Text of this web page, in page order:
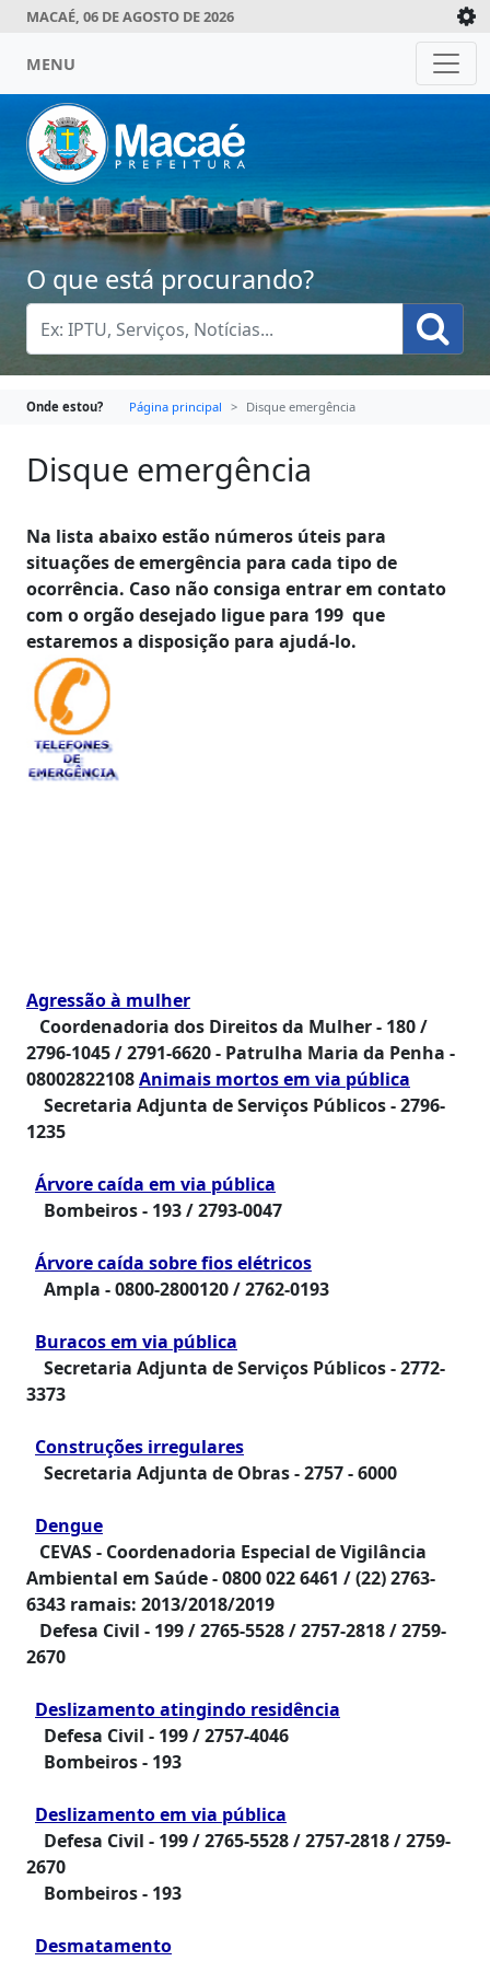
MACAÉ, 06 DE AGOSTO DE 2026
MENU
O que está procurando?
Onde estou? Página principal Disque emergência
Disque emergência
Na lista abaixo estão números úteis para
situações de emergência para cada tipo de
ocorrência. Caso não consiga entrar em contato
com o orgão desejado ligue para 199 que
estaremos a disposição para ajudá-lo.
Agressão à mulher
Coordenadoria dos Direitos da Mulher - 180 /
2796-1045 / 2791-6620 - Patrulha Maria da Penha -
08002822108Animais mortos em via pública
Secretaria Adjunta de Serviços Públicos -2796-
1235
Árvore caída em via pública
Bombeiros - 193 / 2793-0047
Árvore caída sobre fios elétricos
Ampla -0800-2800120 / 2762-0193
Buracos em via pública
Secretaria Adjunta de Serviços Públicos -2772-
3373
Construções irregulares
Secretaria Adjunta de Obras -2757 - 6000
Dengue
CEVAS - Coordenadoria Especial de Vigilância
Ambiental em Saúde -0800 022 6461 / (22) 2763-
6343 ramais: 2013/2018/2019
Defesa Civil - 199/ 2765-5528 / 2757-2818 / 2759-
2670
Deslizamento atingindo residência
Defesa Civil - 199 / 2757-4046
Bombeiros - 193
Deslizamento em via pública
Defesa Civil - 199 / 2765-5528 / 2757-2818 / 2759-
2670
Bombeiros - 193
Desmatamento